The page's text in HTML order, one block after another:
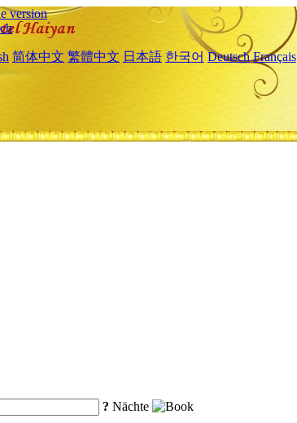
version
简体中文 繁體中文 日本語 한국어 Deutsch Français
? Nächte